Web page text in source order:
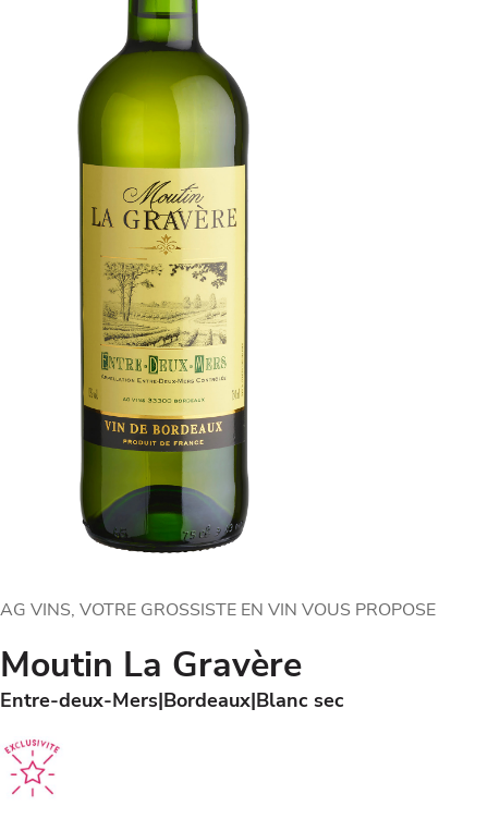
AG VINS, VOTRE GROSSISTE EN VIN VOUS PROPOSE
Moutin La Gravère
Entre-deux-Mers Bordeaux Blanc sec